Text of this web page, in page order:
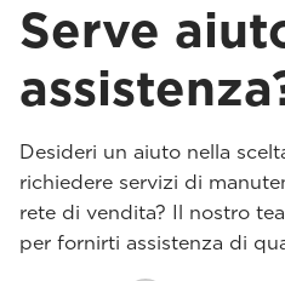
Serve
Desideri un aiuto nella
richiedere servizi di
rete di vendita? Il nostro
per fornirti assistenza di